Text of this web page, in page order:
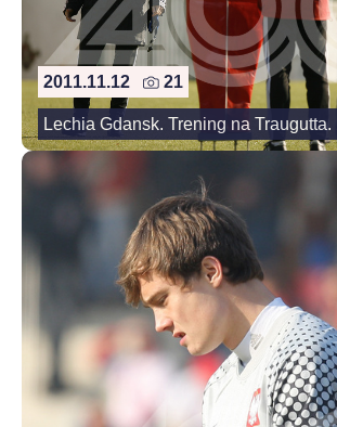
2011.11.12 21
Lechia Gdansk. Trening na Traugutta.